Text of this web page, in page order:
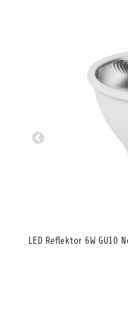
LED Reflektor 6W GU10